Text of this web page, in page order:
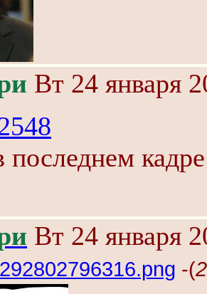
Вт 24 января
Вт 24 января
-(